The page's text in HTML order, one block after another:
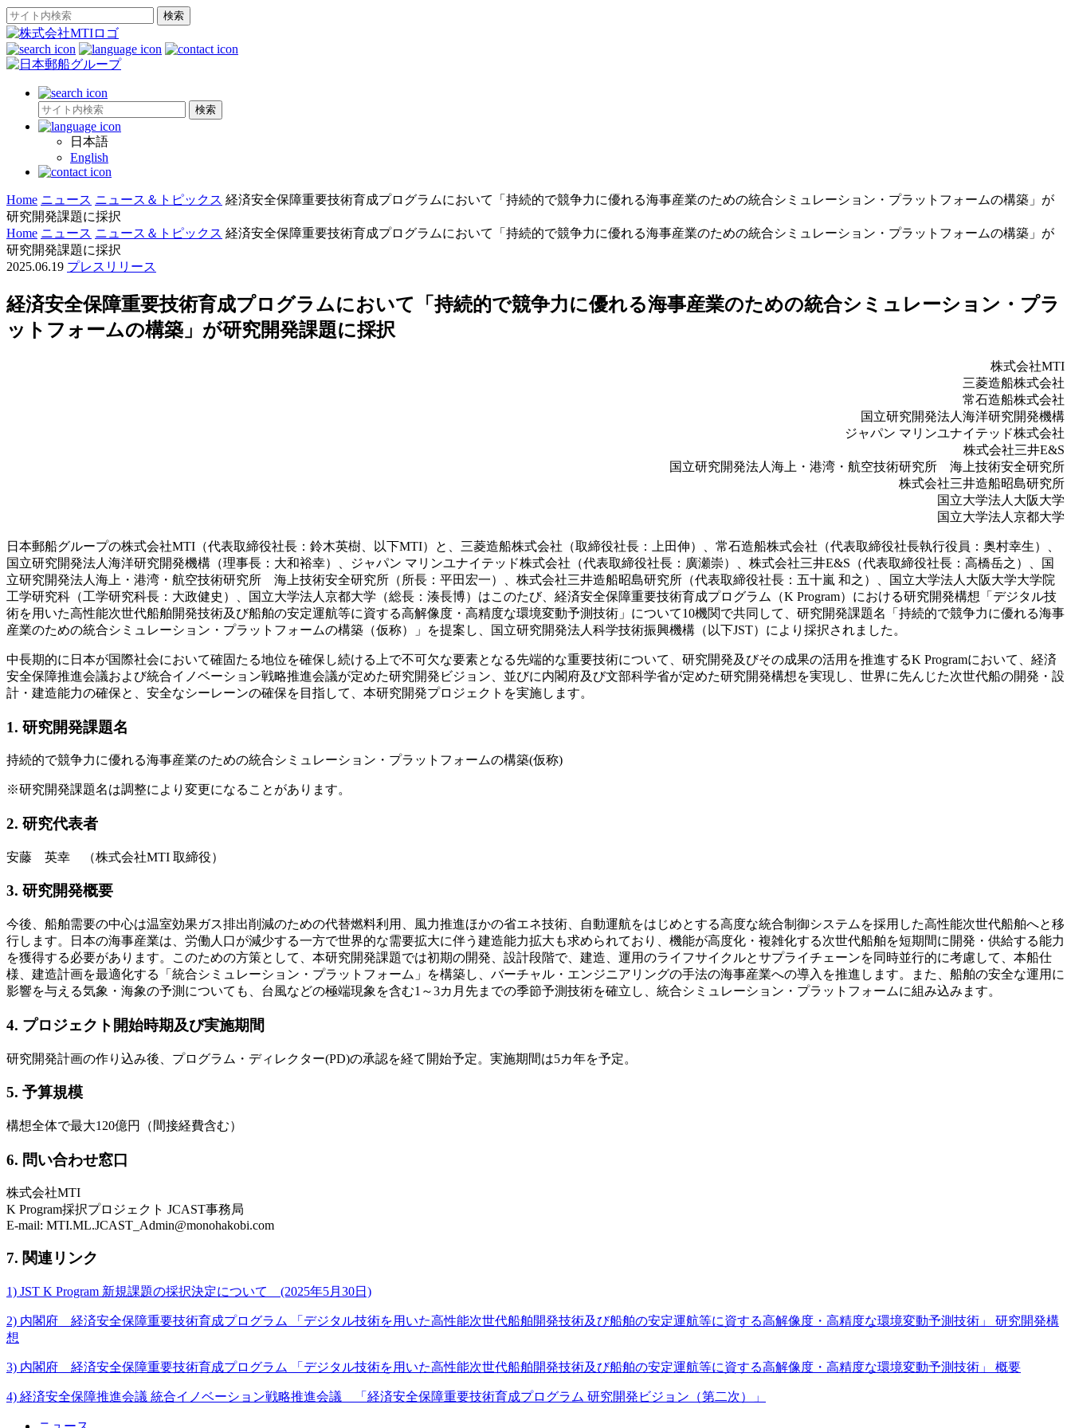
日本語
English
Home ニュース ニュース＆トピックス 経済安全保障重要技術育成プログラムにおいて「持続的で競争力に優れる海事産業のための統合シミュレーション・プラットフォームの構築」が
研究開発課題に採択
Home ニュース ニュース＆トピックス 経済安全保障重要技術育成プログラムにおいて「持続的で競争力に優れる海事産業のための統合シミュレーション・プラットフォームの構築」が
研究開発課題に採択
2025.06.19 プレスリリース
経済安全保障重要技術育成プログラムにおいて「持続的で競争力に優れる海事産業のための統合シミュレーション・プラ
ットフォームの構築」が研究開発課題に採択
株式会社MTI
三菱造船株式会社
常石造船株式会社
国立研究開発法人海洋研究開発機構
ジャパン マリンユナイテッド株式会社
株式会社三井E&S
国立研究開発法人海上・港湾・航空技術研究所 海上技術安全研究所
株式会社三井造船昭島研究所
国立大学法人大阪大学
国立大学法人京都大学
日本郵船グループの株式会社MTI（代表取締役社長：鈴木英樹、以下MTI）と、三菱造船株式会社（取締役社長：上田伸）、常石造船株式会社（代表取締役社長執行役員：奥村幸生）、
国立研究開発法人海洋研究開発機構（理事長：大和裕幸）、ジャパン マリンユナイテッド株式会社（代表取締役社長：廣瀬崇）、株式会社三井E&S（代表取締役社長：高橋岳之）、国
立研究開発法人海上・港湾・航空技術研究所 海上技術安全研究所（所長：平田宏一）、株式会社三井造船昭島研究所（代表取締役社長：五十嵐 和之）、国立大学法人大阪大学大学院
工学研究科（工学研究科長：大政健史）、国立大学法人京都大学（総長：湊長博）はこのたび、経済安全保障重要技術育成プログラム（K Program）における研究開発構想「デジタル技
術を用いた高性能次世代船舶開発技術及び船舶の安定運航等に資する高解像度・高精度な環境変動予測技術」について10機関で共同して、研究開発課題名「持続的で競争力に優れる海事
産業のための統合シミュレーション・プラットフォームの構築（仮称）」を提案し、国立研究開発法人科学技術振興機構（以下JST）により採択されました。
中長期的に日本が国際社会において確固たる地位を確保し続ける上で不可欠な要素となる先端的な重要技術について、研究開発及びその成果の活用を推進するK Programにおいて、経済
安全保障推進会議および統合イノベーション戦略推進会議が定めた研究開発ビジョン、並びに内閣府及び文部科学省が定めた研究開発構想を実現し、世界に先んじた次世代船の開発・設
計・建造能力の確保と、安全なシーレーンの確保を目指して、本研究開発プロジェクトを実施します。
1. 研究開発課題名
持続的で競争力に優れる海事産業のための統合シミュレーション・プラットフォームの構築(仮称)
※研究開発課題名は調整により変更になることがあります。
2. 研究代表者
安藤 英幸 （株式会社MTI 取締役）
3. 研究開発概要
今後、船舶需要の中心は温室効果ガス排出削減のための代替燃料利用、風力推進ほかの省エネ技術、自動運航をはじめとする高度な統合制御システムを採用した高性能次世代船舶へと移
行します。日本の海事産業は、労働人口が減少する一方で世界的な需要拡大に伴う建造能力拡大も求められており、機能が高度化・複雑化する次世代船舶を短期間に開発・供給する能力
を獲得する必要があります。このための方策として、本研究開発課題では初期の開発、設計段階で、建造、運用のライフサイクルとサプライチェーンを同時並行的に考慮して、本船仕
様、建造計画を最適化する「統合シミュレーション・プラットフォーム」を構築し、バーチャル・エンジニアリングの手法の海事産業への導入を推進します。また、船舶の安全な運用に
影響を与える気象・海象の予測についても、台風などの極端現象を含む1～3カ月先までの季節予測技術を確立し、統合シミュレーション・プラットフォームに組み込みます。
4. プロジェクト開始時期及び実施期間
研究開発計画の作り込み後、プログラム・ディレクター(PD)の承認を経て開始予定。実施期間は5カ年を予定。
5. 予算規模
構想全体で最大120億円（間接経費含む）
6. 問い合わせ窓口
株式会社MTI
K Program採択プロジェクト JCAST事務局
E-mail: MTI.ML.JCAST_Admin@monohakobi.com
7. 関連リンク
1) JST K Program 新規課題の採択決定について (2025年5月30日)
2) 内閣府 経済安全保障重要技術育成プログラム 「デジタル技術を用いた高性能次世代船舶開発技術及び船舶の安定運航等に資する高解像度・高精度な環境変動予測技術」 研究開発構
想
3) 内閣府 経済安全保障重要技術育成プログラム 「デジタル技術を用いた高性能次世代船舶開発技術及び船舶の安定運航等に資する高解像度・高精度な環境変動予測技術」 概要
4) 経済安全保障推進会議 統合イノベーション戦略推進会議 「経済安全保障重要技術育成プログラム 研究開発ビジョン（第二次）」